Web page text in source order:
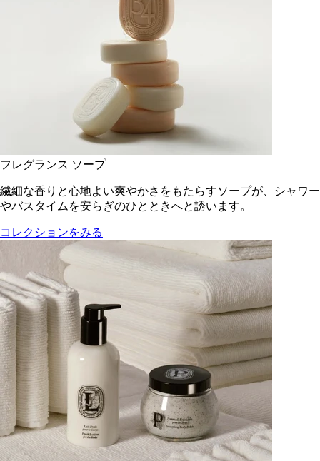
フレグランス ソープ
繊細な香りと心地よい爽やかさをもたらすソープが、シャワー
やバスタイムを安らぎのひとときへと誘います。
コレクションをみる